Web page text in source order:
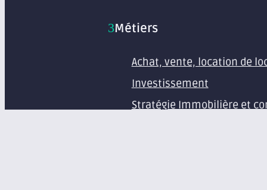
Métiers
Achat, vente, location de
Investissement
Stratégie Immobilière et